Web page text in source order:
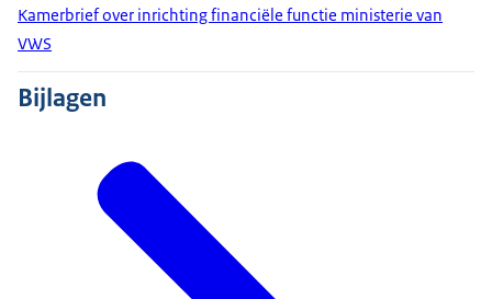
Kamerbrief over inrichting financiële functie ministerie van
VWS
Bijlagen